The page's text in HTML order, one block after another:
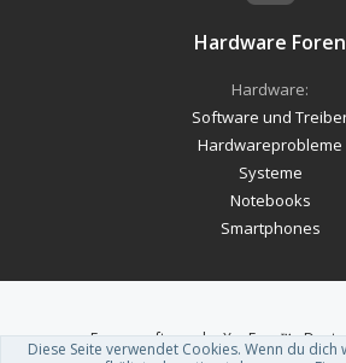
Hardware Foren
Hardware:
Software und
Hardwareprobleme
Systeme
Notebooks
Smartphones
Forum software by XenForo™-
Theme designed by
Diese Seite verwendet Cookies. Wenn du dich